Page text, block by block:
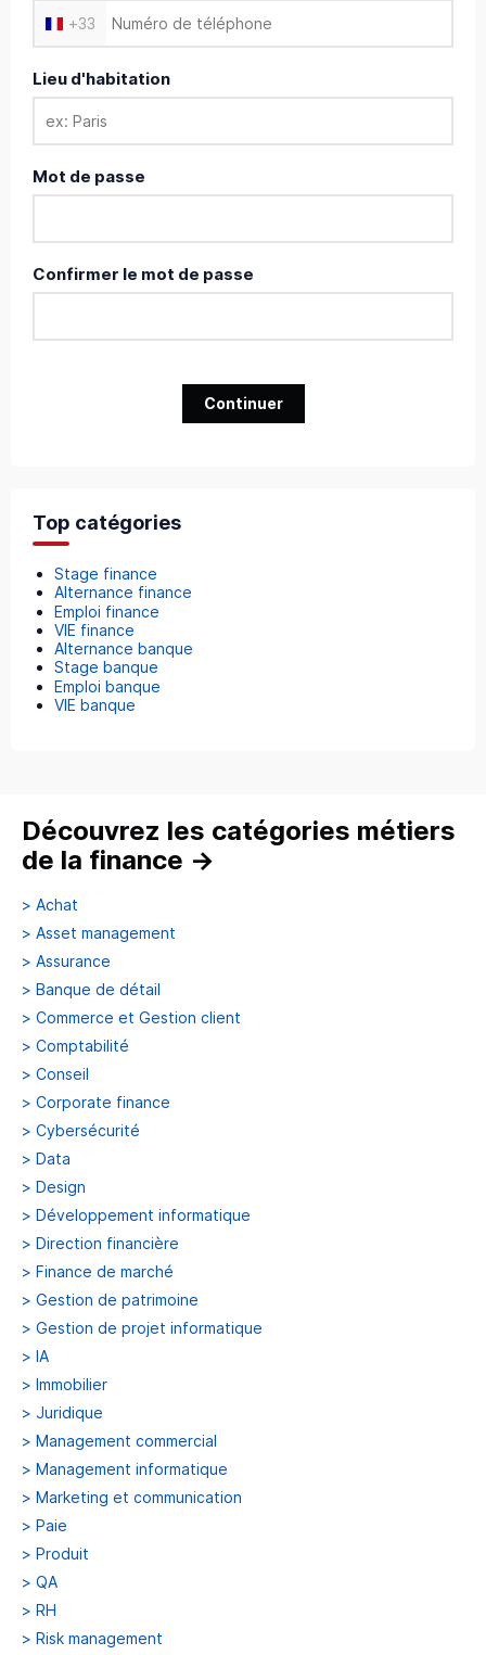
+33
Lieu d'habitation
Mot de passe
Confirmer le mot de passe
Continuer
Top catégories
Stage finance
Alternance finance
Emploi finance
VIE finance
Alternance banque
Stage banque
Emploi banque
VIE banque
Découvrez les catégories métiers
de la finance →
> Achat
> Asset management
> Assurance
> Banque de détail
> Commerce et Gestion client
> Comptabilité
> Conseil
> Corporate finance
> Cybersécurité
> Data
> Design
> Développement informatique
> Direction financière
> Finance de marché
> Gestion de patrimoine
> Gestion de projet informatique
> IA
> Immobilier
> Juridique
> Management commercial
> Management informatique
> Marketing et communication
> Paie
> Produit
> QA
> RH
> Risk management